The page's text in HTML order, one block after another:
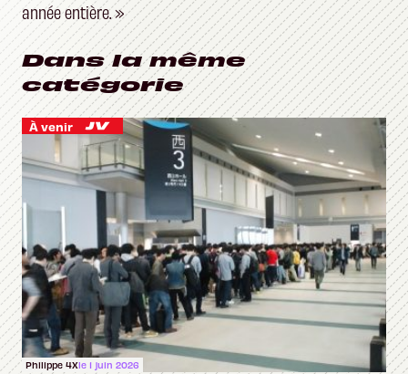
année entière. »
Dans la même
catégorie
À venir
Philippe 4Xle 1 juin 2026